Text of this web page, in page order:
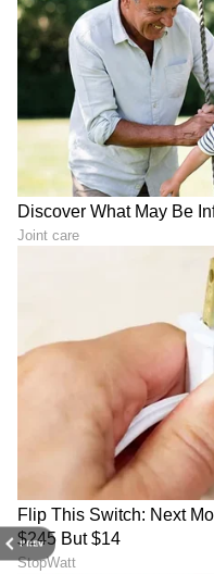
PREV
1,99,999 ಆಗಿದ್ದು, ಈ
ಸಿಗುತ್ತಿದೆ. ಅಂದರೆ
• Vivo X Fold 5:
ಇದು ಉತ್ತಮ ಅವಕಾಶ.
ಈಗ ರೂ. 1,49,998ಕ್ಕೆ
• ನೀವು ಬಜೆಟ್‌ನಲ್ಲಿ ಫೋನ್
5G ರೂ. 31,999ಕ್ಕೆ
• ವಿವೋ ವೈ51 ಪ್ರೊ
ಪ್ರಸ್ತುತ ರೂ. 27,999ಕ್ಕೆ
• ವಿವೋ ಎಕ್ಸ್ 300
ಆಗಿದ್ದು, ಈಗ ರೂ.
5
5